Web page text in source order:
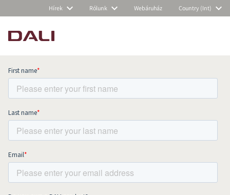
Hírek Rólunk Webáruház Country (Int)
Subscribe to our newsletter and stay
up to date with all news and events.